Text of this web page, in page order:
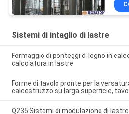
Sistemi di intaglio di lastre
Formaggio di ponteggi di legno in
calcolatura in lastre
Forme di tavolo pronte per la
calcestruzzo su larga superficie,
Q235 Sistemi di modulazione di